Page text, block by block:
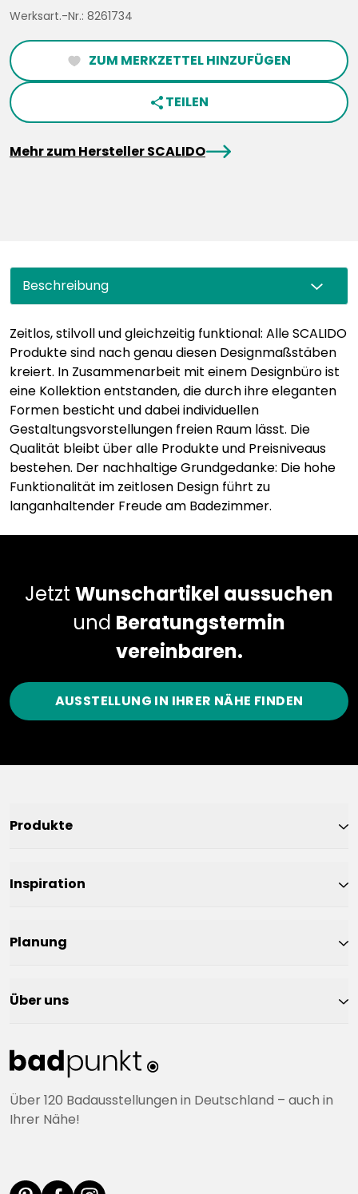
Werksart.-Nr.: 8261734
heartFilled ZUM MERKZETTEL HINZUFÜGEN
share TEILEN
Mehr zum Hersteller SCALIDOarrowRight
Beschreibung
Zeitlos, stilvoll und gleichzeitig funktional: Alle SCALIDO
Produkte sind nach genau diesen Designmaßstäben
kreiert. In Zusammenarbeit mit einem Designbüro ist
eine Kollektion entstanden, die durch ihre eleganten
Formen besticht und dabei individuellen
Gestaltungsvorstellungen freien Raum lässt. Die
Qualität bleibt über alle Produkte und Preisniveaus
bestehen. Der nachhaltige Grundgedanke: Die hohe
Funktionalität im zeitlosen Design führt zu
langanhaltender Freude am Badezimmer.
Jetzt Wunschartikel aussuchen
und Beratungstermin
vereinbaren.
AUSSTELLUNG IN IHRER NÄHE FINDEN
Über 120 Badausstellungen in Deutschland – auch in
Ihrer Nähe!
Produkte
Inspiration
Planung
Über uns